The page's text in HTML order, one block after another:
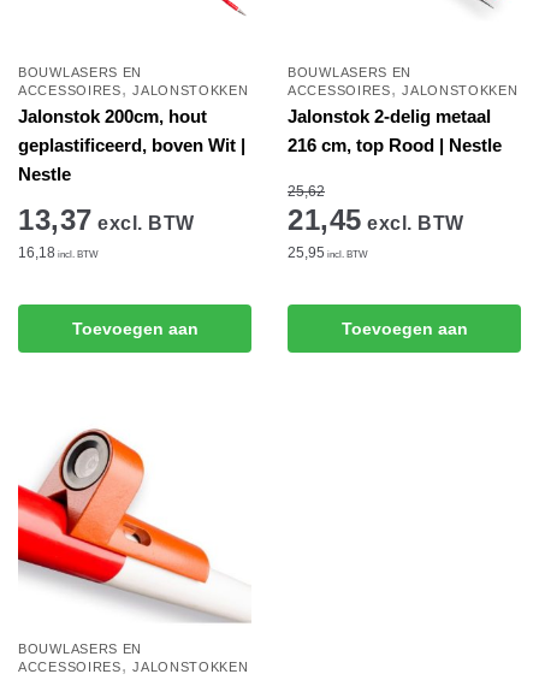
BOUWLASERS EN
ACCESSOIRES,JALONSTOKKEN
Jalonstok 200cm, hout
geplastificeerd, boven Wit |
Nestle
13,37 excl. BTW
16,18 incl. BTW
Toevoegen aan
BOUWLASERS EN
ACCESSOIRES,JALONSTOKKEN
Jalonstok 2-delig metaal
216 cm, top Rood | Nestle
25,62
21,45 excl. BTW
25,95 incl. BTW
Toevoegen aan
BOUWLASERS EN
ACCESSOIRES,JALONSTOKKEN